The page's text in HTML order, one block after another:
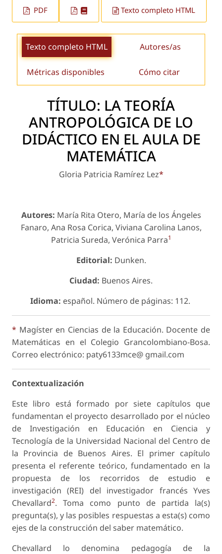
PDF Texto completo HTML
Texto completo HTML Autores/as
Métricas disponibles Cómo citar
TÍTULO: LA TEORÍA
ANTROPOLÓGICA DE LO
DIDÁCTICO EN EL AULA DE
MATEMÁTICA
Gloria Patricia Ramírez Lez*
Autores: María Rita Otero, María de los Ángeles
Fanaro, Ana Rosa Corica, Viviana Carolina Lanos,
Patricia Sureda, Verónica Parra1
Editorial: Dunken.
Ciudad: Buenos Aires.
Idioma: español. Número de páginas: 112.
* Magíster en Ciencias de la Educación. Docente de
Matemáticas en el Colegio Grancolombiano-Bosa.
Correo electrónico: paty6133mce@ gmail.com
Contextualización
Este libro está formado por siete capítulos que
fundamentan el proyecto desarrollado por el núcleo
de Investigación en Educación en Ciencia y
Tecnología de la Universidad Nacional del Centro de
la Provincia de Buenos Aires. El primer capítulo
presenta el referente teórico, fundamentado en la
propuesta de los recorridos de estudio e
investigación (REI) del investigador francés Yves
Chevallard2. Toma como punto de partida la(s)
pregunta(s), y las posibles respuestas a esta(s) como
ejes de la construcción del saber matemático.
Chevallard lo denomina pedagogía de la